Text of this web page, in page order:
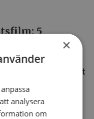
5
ut på ett effektivt
film som
jämfört med privat
×
analysera
om